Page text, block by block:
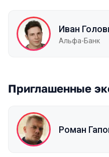
Иван
Альфа-Банк
Приглашенные
Роман